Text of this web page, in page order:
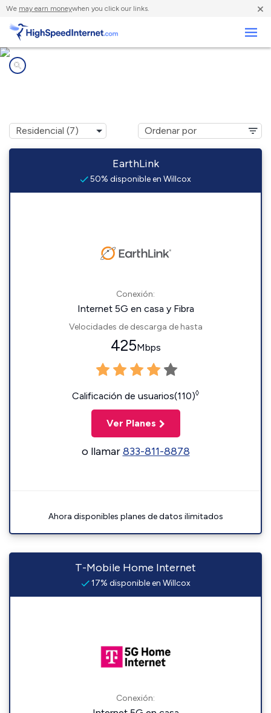
We may earn moneywhen you click our links. ×
EarthLink
50% disponible en Willcox
Conexión:
Internet 5G en casa y Fibra
Velocidades de descarga de hasta
425Mbps
Calificación de usuarios(110)◊
Ver Planes
o llamar833-811-8878
Ahora disponibles planes de datos ilimitados
T-Mobile Home Internet
17% disponible en Willcox
Conexión: